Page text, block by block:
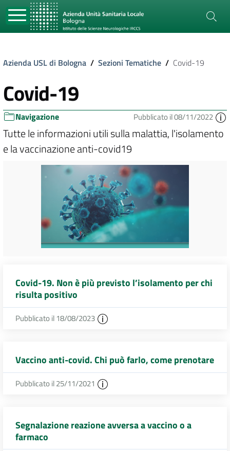
Azienda USL di Bologna / Sezioni Tematiche / Covid-19
Covid-19
Navigazione Pubblicato il 08/11/2022
Tutte le informazioni utili sulla malattia, l'isolamento
e la vaccinazione anti-covid19
Covid-19. Non è più previsto l’isolamento per chi
risulta positivo
Pubblicato il 18/08/2023
Vaccino anti-covid. Chi può farlo, come prenotare
Pubblicato il 25/11/2021
Segnalazione reazione avversa a vaccino o a
farmaco